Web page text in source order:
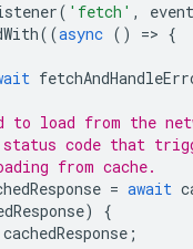
( 'fetch' , event
((async () => {
to load from the
code that
from cache.
= await
)
{
cachedResponse ;